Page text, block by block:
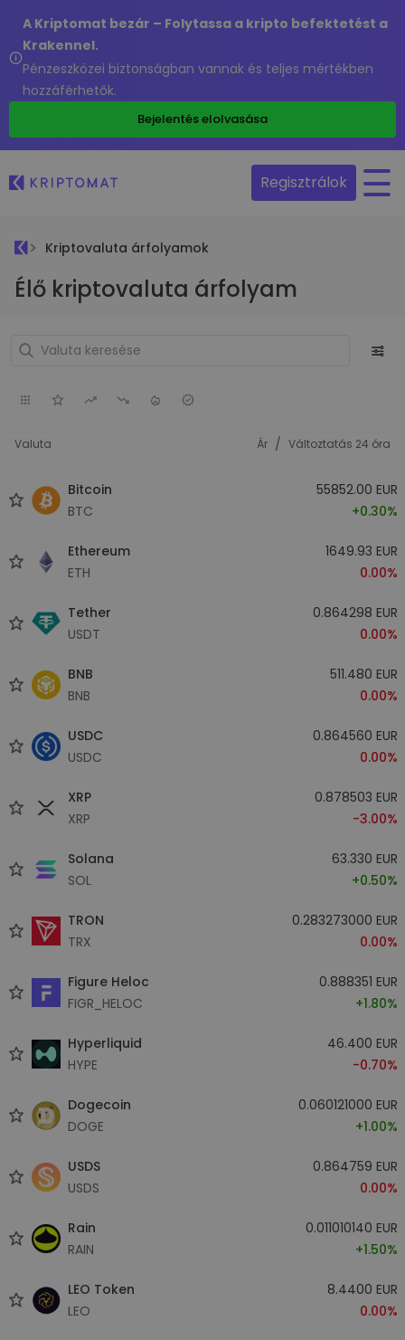
A Kriptomat bezár – Folytassa a kripto befektetést a
Krakennel.
Pénzeszközei biztonságban vannak és teljes mértékben
hozzáférhetők.
Bejelentés elolvasása
Regisztrálok
Kriptovaluta árfolyamok
Élő kriptovaluta árfolyam
Valuta Ár / Változtatás 24 óra
Bitcoin
BTC
55852.00 EUR
+0.30%
Ethereum
ETH
1649.93 EUR
0.00%
Tether
USDT
0.864298 EUR
0.00%
BNB
BNB
511.480 EUR
0.00%
USDC
USDC
0.864560 EUR
0.00%
XRP
XRP
0.878503 EUR
-3.00%
Solana
SOL
63.330 EUR
+0.50%
TRON
TRX
0.283273000 EUR
0.00%
Figure Heloc
FIGR_HELOC
0.888351 EUR
+1.80%
Hyperliquid
HYPE
46.400 EUR
-0.70%
Dogecoin
DOGE
0.060121000 EUR
+1.00%
USDS
USDS
0.864759 EUR
0.00%
Rain
RAIN
0.011010140 EUR
+1.50%
LEO Token
LEO
8.4400 EUR
0.00%